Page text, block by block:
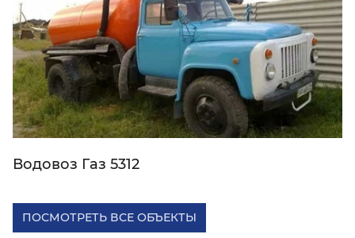
Водовоз Газ 5312
ПОСМОТРЕТЬ ВСЕ ОБЪЕКТЫ